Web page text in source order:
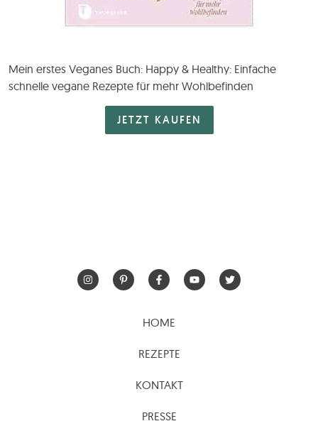
Mein erstes Veganes Buch: Happy & Healthy: Einfache
schnelle vegane Rezepte für mehr Wohlbefinden
JETZT KAUFEN
HOME
REZEPTE
KONTAKT
PRESSE